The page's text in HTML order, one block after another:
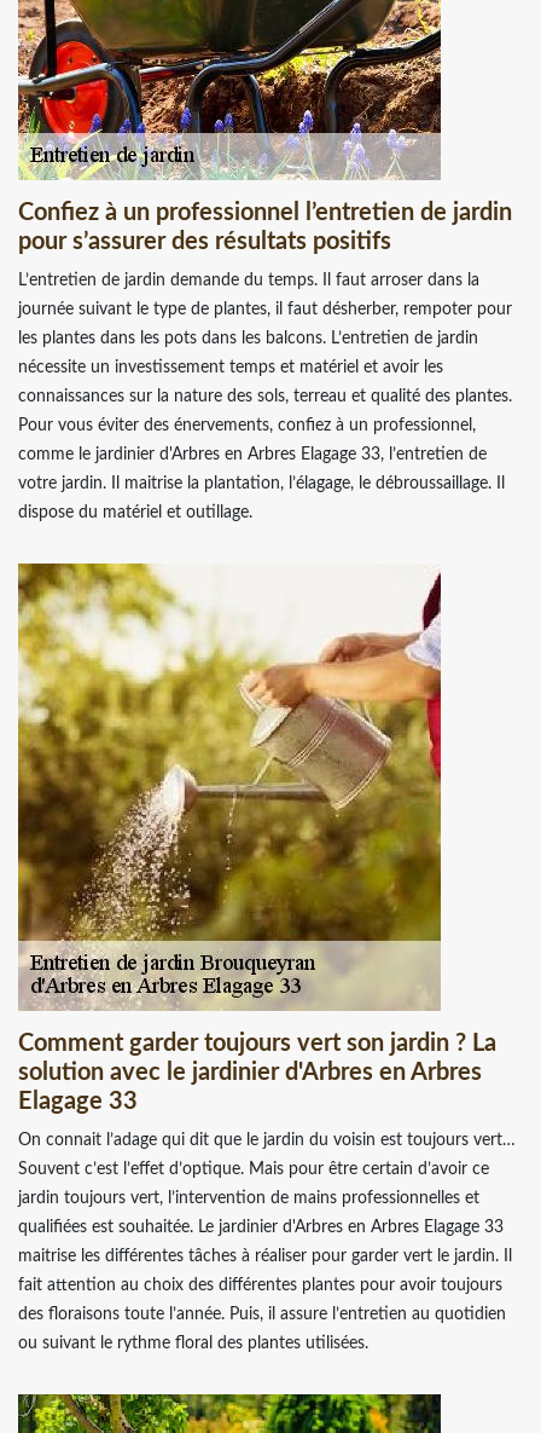
Confiez à un professionnel l’entretien de jardin
pour s’assurer des résultats positifs
L’entretien de jardin demande du temps. Il faut arroser dans la
journée suivant le type de plantes, il faut désherber, rempoter pour
les plantes dans les pots dans les balcons. L’entretien de jardin
nécessite un investissement temps et matériel et avoir les
connaissances sur la nature des sols, terreau et qualité des plantes.
Pour vous éviter des énervements, confiez à un professionnel,
comme le jardinier d'Arbres en Arbres Elagage 33, l’entretien de
votre jardin. Il maitrise la plantation, l’élagage, le débroussaillage. Il
dispose du matériel et outillage.
Comment garder toujours vert son jardin ? La
solution avec le jardinier d'Arbres en Arbres
Elagage 33
On connait l’adage qui dit que le jardin du voisin est toujours vert…
Souvent c’est l’effet d’optique. Mais pour être certain d’avoir ce
jardin toujours vert, l’intervention de mains professionnelles et
qualifiées est souhaitée. Le jardinier d'Arbres en Arbres Elagage 33
maitrise les différentes tâches à réaliser pour garder vert le jardin. Il
fait attention au choix des différentes plantes pour avoir toujours
des floraisons toute l’année. Puis, il assure l’entretien au quotidien
ou suivant le rythme floral des plantes utilisées.